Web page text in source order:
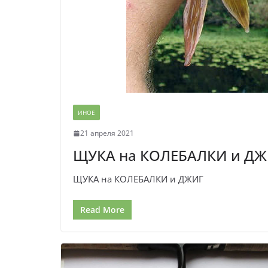
ИНОЕ
21 апреля 2021
ЩУКА на КОЛЕБАЛКИ и
ЩУКА на КОЛЕБАЛКИ и ДЖИГ
Read More